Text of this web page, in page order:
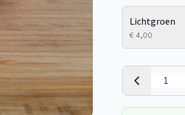
Lichtgroen
€ 4,00